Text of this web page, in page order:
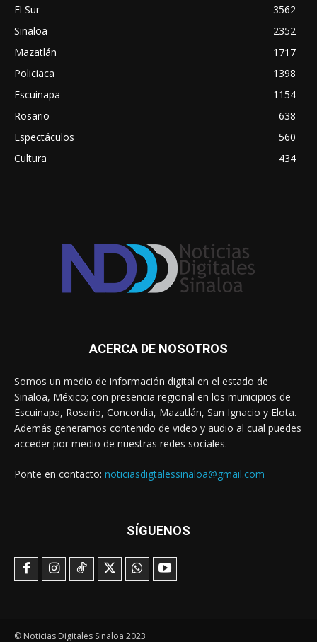
El Sur
3562
Sinaloa
2352
Mazatlán
1717
Policiaca
1398
Escuinapa
1154
Rosario
638
Espectáculos
560
Cultura
434
ACERCA DE NOSOTROS
Somos un medio de información digital en el estado de
Sinaloa, México; con presencia regional en los municipios de
Escuinapa, Rosario, Concordia, Mazatlán, San Ignacio y Elota.
Además generamos contenido de video y audio al cual puedes
acceder por medio de nuestras redes sociales.
Ponte en contacto: noticiasdigtalessinaloa@gmail.com
SÍGUENOS
© Noticias Digitales Sinaloa 2023